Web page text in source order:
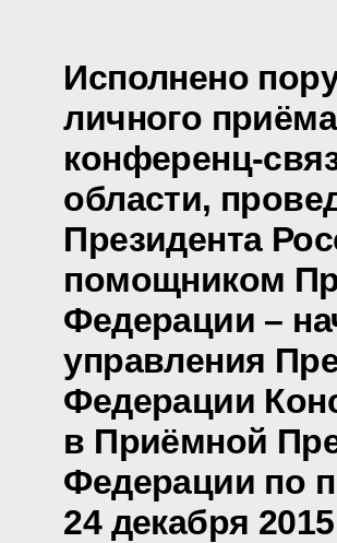
Исполнено
личного
конференц-
области,
Президента
помощником
Федерации –
управления
Федерации
в Приёмной
Федерации по
24 декабря